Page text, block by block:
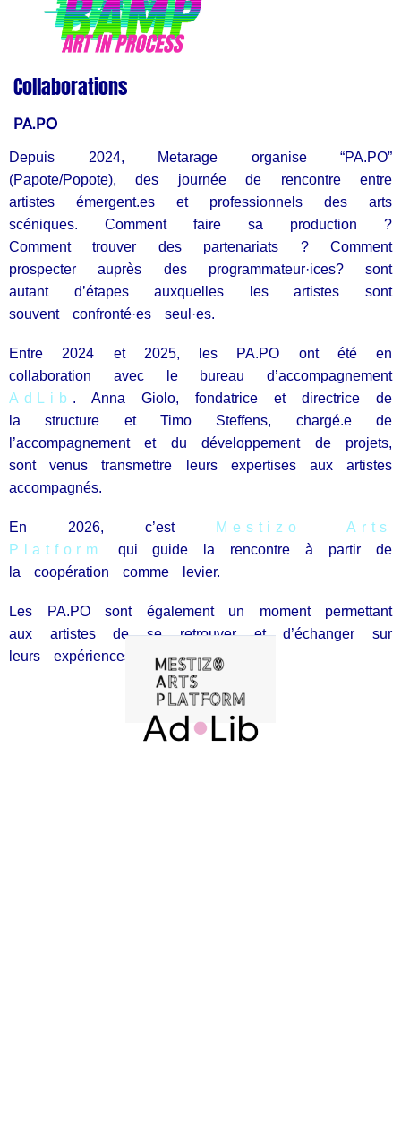
Collaborations
PA.PO
Depuis 2024, Metarage organise “PA.PO”
(Papote/Popote), des journée de rencontre entre
artistes émergent.es et professionnels des arts
scéniques. Comment faire sa production ?
Comment trouver des partenariats ? Comment
prospecter auprès des programmateur·ices? sont
autant d’étapes auxquelles les artistes sont
souvent confronté·es seul·es.
Entre 2024 et 2025, les PA.PO ont été en
collaboration avec le bureau d’accompagnement
AdLib . Anna Giolo, fondatrice et directrice de
la structure et Timo Steffens, chargé.e de
l’accompagnement et du développement de projets,
sont venus transmettre leurs expertises aux artistes
accompagnés.
En 2026, c’est Mestizo Arts
Platform
qui guide la rencontre à partir de
la coopération comme levier.
Les PA.PO sont également un moment permettant
aux artistes de se retrouver et d’échanger sur
leurs expériences professionnelles.